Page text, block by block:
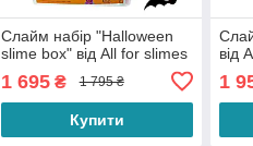
Слайм набір "Halloween
slime box" від All for slimes
1 695₴ 1 795 ₴
Купити
від
1